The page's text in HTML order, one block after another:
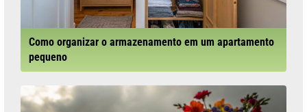
Como organizar o armazenamento em um apartamento
pequeno